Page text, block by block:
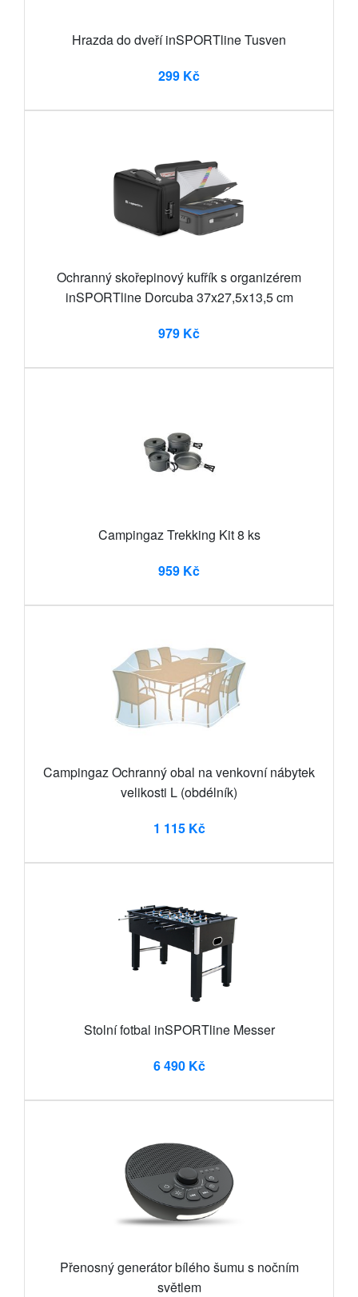
Hrazda do dveří inSPORTline Tusven
299 Kč
Ochranný skořepinový kufřík s organizérem
inSPORTline Dorcuba 37x27,5x13,5 cm
979 Kč
Campingaz Trekking Kit 8 ks
959 Kč
Campingaz Ochranný obal na venkovní nábytek
velikosti L (obdélník)
1 115 Kč
Stolní fotbal inSPORTline Messer
6 490 Kč
Přenosný generátor bílého šumu s nočním
světlem